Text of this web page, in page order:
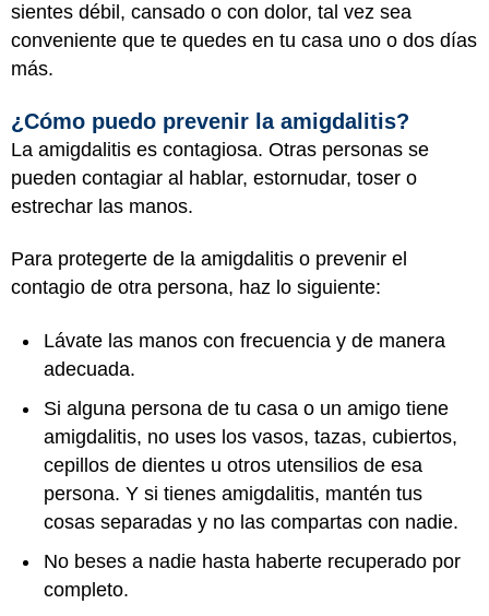
sientes débil, cansado o con dolor, tal vez sea
conveniente que te quedes en tu casa uno o dos días
más.
¿Cómo puedo prevenir la amigdalitis?
La amigdalitis es contagiosa. Otras personas se
pueden contagiar al hablar, estornudar, toser o
estrechar las manos.
Para protegerte de la amigdalitis o prevenir el
contagio de otra persona, haz lo siguiente:
Lávate las manos con frecuencia y de manera
adecuada.
Si alguna persona de tu casa o un amigo tiene
amigdalitis, no uses los vasos, tazas, cubiertos,
cepillos de dientes u otros utensilios de esa
persona. Y si tienes amigdalitis, mantén tus
cosas separadas y no las compartas con nadie.
No beses a nadie hasta haberte recuperado por
completo.